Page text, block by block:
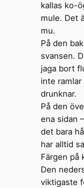
kallas ko-
mule. Det
mu.
På den
svansen.
jaga bort
inte
drunknar.
På den
ena sidan
det bara
har alltid
Färgen på
Den
viktigaste